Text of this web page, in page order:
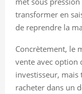
transformer en
de reprendre la
Concrètement, le
vente avec option
investisseur,
racheter dans un